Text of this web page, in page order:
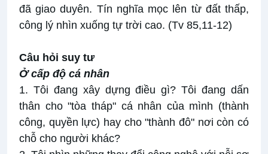
đã giao duyên. Tín nghĩa mọc lên từ đất thấp,
công lý nhìn xuống tự trời cao. (Tv 85,11-12)
Câu hỏi suy tư
Ở cấp độ cá nhân
1. Tôi đang xây dựng điều gì? Tôi đang dấn
thân cho "tòa tháp" cá nhân của mình (thành
công, quyền lực) hay cho "thành đô" nơi còn có
chỗ cho người khác?